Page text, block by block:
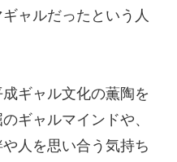
ャルだったという人
ギャル文化の薫陶を
ギャルマインドや、
人を思い合う気持ち